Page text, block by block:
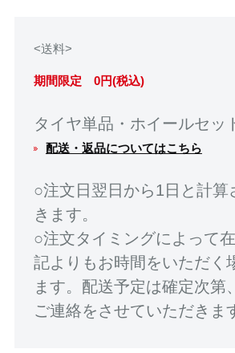
<送料>
期間限定 0円(税込)
タイヤ単品・ホイールセッ
配送・返品についてはこちら
○注文日翌日から1日と計算
きます。
○注文タイミングによって
記よりもお時間をいただく
ます。配送予定は確定次第
ご連絡をさせていただきま